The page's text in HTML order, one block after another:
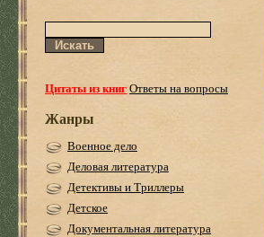
Цитаты из книгОтветы на вопросы
Жанры
Военное дело
Деловая литература
Детективы и Триллеры
Детское
Документальная литература